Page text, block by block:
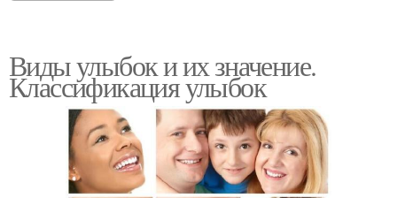
Виды улыбок и их значение.
Классификация улыбок